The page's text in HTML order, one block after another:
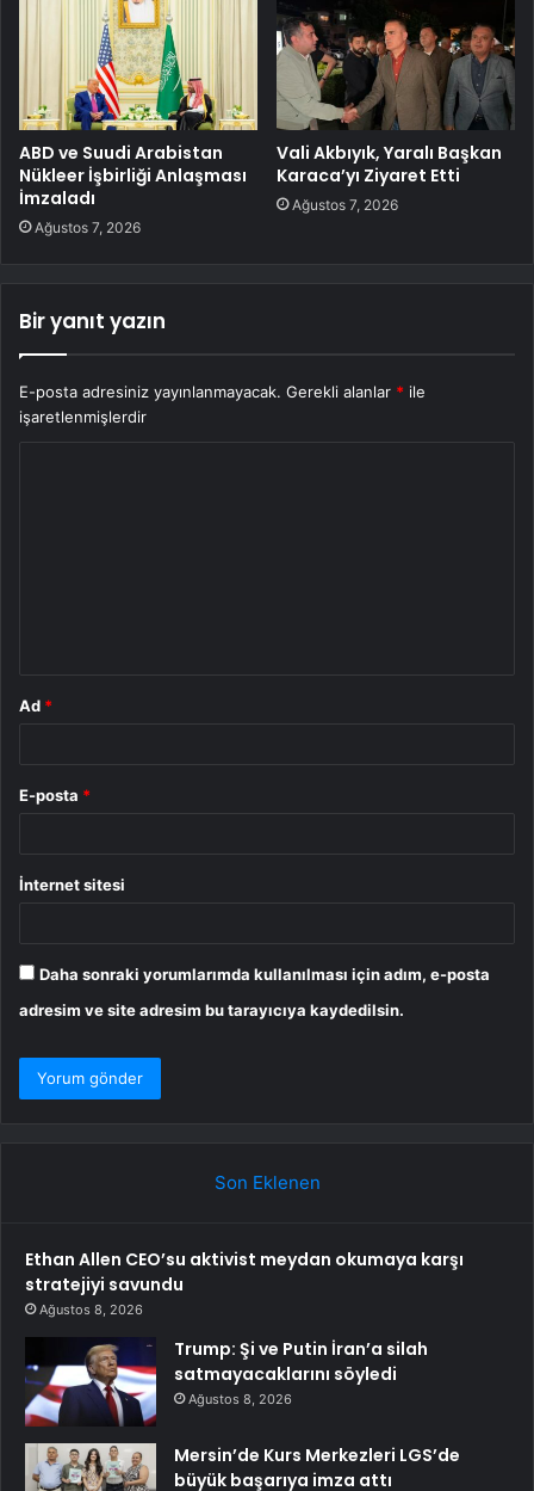
ABD ve Suudi Arabistan
Nükleer İşbirliği Anlaşması
İmzaladı
Ağustos 7, 2026
Vali Akbıyık, Yaralı Başkan
Karaca’yı Ziyaret Etti
Ağustos 7, 2026
Bir yanıt yazın
E-posta adresiniz yayınlanmayacak. Gerekli alanlar * ile
işaretlenmişlerdir
Ad *
E-posta *
İnternet sitesi
Daha sonraki yorumlarımda kullanılması için adım, e-posta
adresim ve site adresim bu tarayıcıya kaydedilsin.
Son Eklenen
Ethan Allen CEO’su aktivist meydan okumaya karşı
stratejiyi savundu
Ağustos 8, 2026
Trump: Şi ve Putin İran’a silah
satmayacaklarını söyledi
Ağustos 8, 2026
Mersin’de Kurs Merkezleri LGS’de
büyük başarıya imza attı